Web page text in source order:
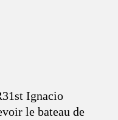
Ignacio
le bateau de